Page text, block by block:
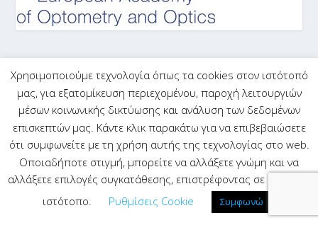
Ελληνική Ακαδημία Οπτομετρίας
Χρησιμοποιούμε τεχνολογία όπως τα cookies στον ιστότοπό
μας, για εξατομίκευση περιεχομένου, παροχή λειτουργιών
μέσων κοινωνικής δικτύωσης και ανάλυση των δεδομένων
επισκεπτών μας. Κάντε κλικ παρακάτω για να επιβεβαιώσετε
ότι συμφωνείτε με τη χρήση αυτής της τεχνολογίας στο web.
Οποιαδήποτε στιγμή, μπορείτε να αλλάξετε γνώμη και να
αλλάξετε επιλογές συγκατάθεσης, επιστρέφοντας σε αυτό τον
ιστότοπο.
Ρυθμίσεις Cookie Συμφωνώ